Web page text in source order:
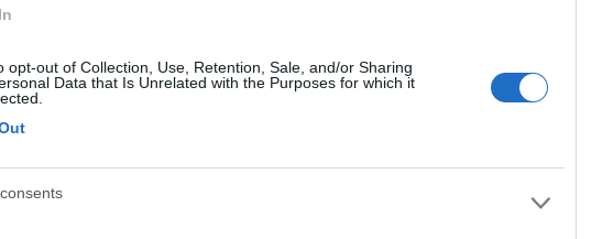
opt-out of Collection, Use, Retention, Sale, and/or Sharing
Data that Is Unrelated with the Purposes for which it
le mani funziona,provando in diversi giorni ad accenderla ,poi lo